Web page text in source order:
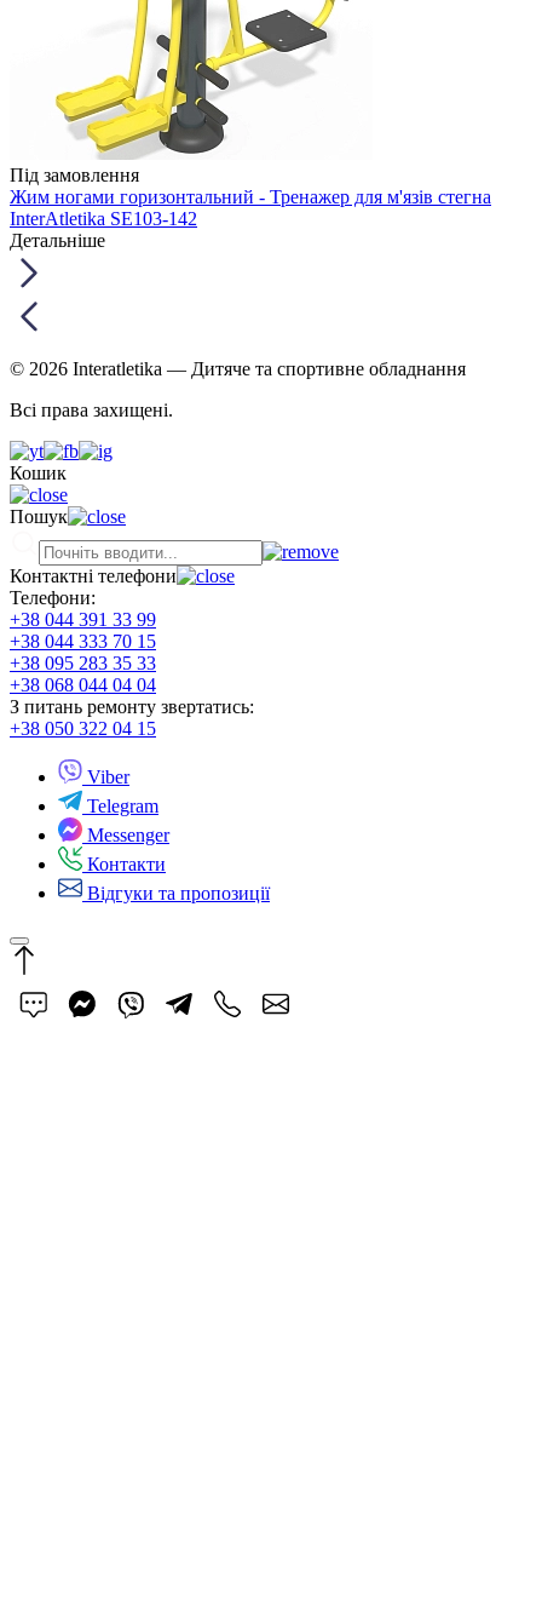
Під замовлення
Жим ногами горизонтальний - Тренажер для м'язів стегна
InterAtletika SE103-142
Детальніше
© 2026 Interatletika — Дитяче та спортивне обладнання
Всі права захищені.
Кошик
Пошук
Контактні телефони
Телефони:
+38 044 391 33 99
+38 044 333 70 15
+38 095 283 35 33
+38 068 044 04 04
З питань ремонту звертатись:
+38 050 322 04 15
Viber
Telegram
Messenger
Контакти
Відгуки та пропозиції